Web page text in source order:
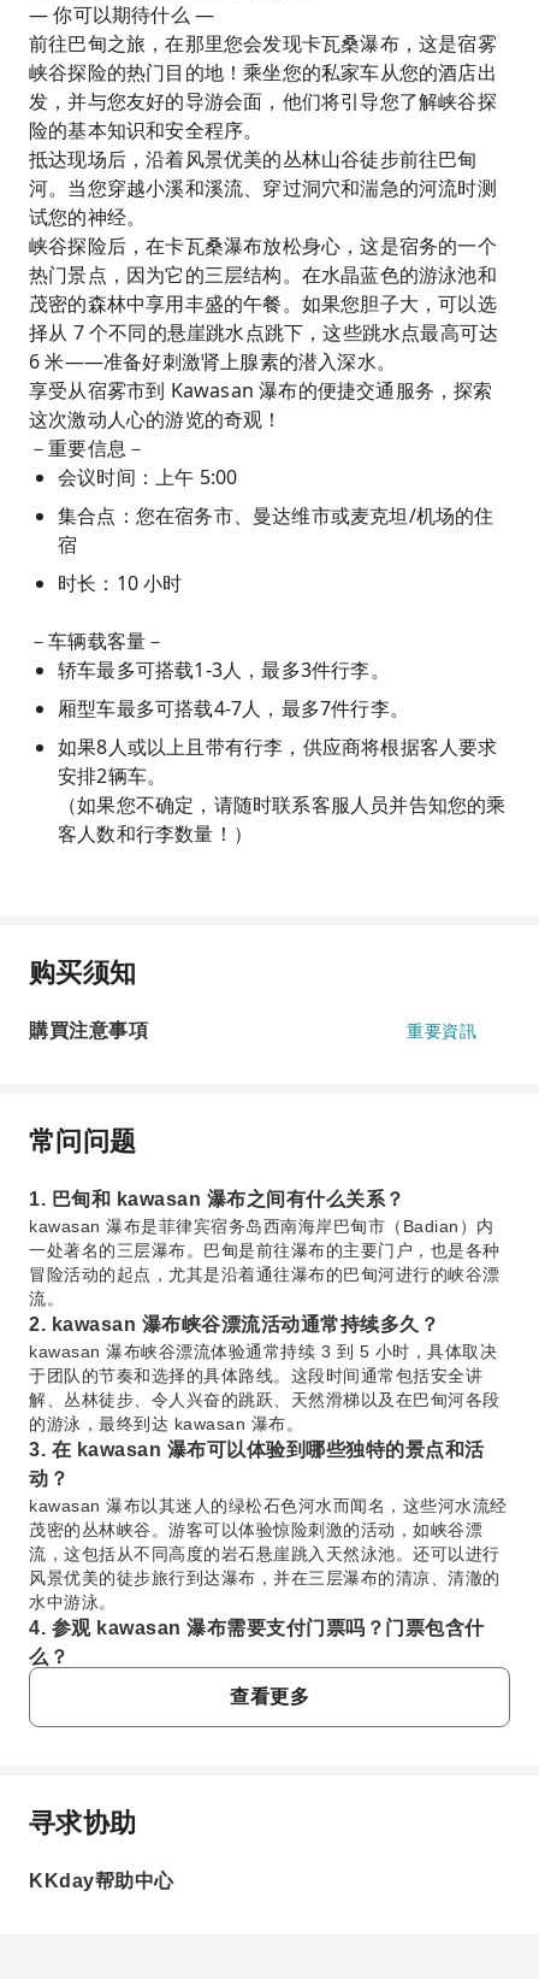
— 你可以期待什么 —
前往巴甸之旅，在那里您会发现卡瓦桑瀑布，这是宿雾
峡谷探险的热门目的地！乘坐您的私家车从您的酒店出
发，并与您友好的导游会面，他们将引导您了解峡谷探
险的基本知识和安全程序。
抵达现场后，沿着风景优美的丛林山谷徒步前往巴甸
河。当您穿越小溪和溪流、穿过洞穴和湍急的河流时测
试您的神经。
峡谷探险后，在卡瓦桑瀑布放松身心，这是宿务的一个
热门景点，因为它的三层结构。在水晶蓝色的游泳池和
茂密的森林中享用丰盛的午餐。如果您胆子大，可以选
择从 7 个不同的悬崖跳水点跳下，这些跳水点最高可达
6 米——准备好刺激肾上腺素的潜入深水。
享受从宿雾市到 Kawasan 瀑布的便捷交通服务，探索
这次激动人心的游览的奇观！
－重要信息－
会议时间：上午 5:00
集合点：您在宿务市、曼达维市或麦克坦/机场的住
宿
时长：10 小时
－车辆载客量－
轿车最多可搭载1-3人，最多3件行李。
厢型车最多可搭载4-7人，最多7件行李。
如果8人或以上且带有行李，供应商将根据客人要求
安排2辆车。
（如果您不确定，请随时联系客服人员并告知您的乘
客人数和行李数量！）
购买须知
購買注意事項 重要資訊
常问问题
1. 巴甸和 kawasan 瀑布之间有什么关系？
kawasan 瀑布是菲律宾宿务岛西南海岸巴甸市（Badian）内
一处著名的三层瀑布。巴甸是前往瀑布的主要门户，也是各种
冒险活动的起点，尤其是沿着通往瀑布的巴甸河进行的峡谷漂
流。
2. kawasan 瀑布峡谷漂流活动通常持续多久？
kawasan 瀑布峡谷漂流体验通常持续 3 到 5 小时，具体取决
于团队的节奏和选择的具体路线。这段时间通常包括安全讲
解、丛林徒步、令人兴奋的跳跃、天然滑梯以及在巴甸河各段
的游泳，最终到达 kawasan 瀑布。
3. 在 kawasan 瀑布可以体验到哪些独特的景点和活
动？
kawasan 瀑布以其迷人的绿松石色河水而闻名，这些河水流经
茂密的丛林峡谷。游客可以体验惊险刺激的活动，如峡谷漂
流，这包括从不同高度的岩石悬崖跳入天然泳池。还可以进行
风景优美的徒步旅行到达瀑布，并在三层瀑布的清凉、清澈的
水中游泳。
4. 参观 kawasan 瀑布需要支付门票吗？门票包含什
么？
是的，进入 kawasan 瀑布区域需要支付门票，通常由当地政
府收取用于维护和环境保护。该费用通常包括进入瀑布区域及
其周边自然环境。对于有组织的峡谷漂流旅游，门票通常包含
从宿务市前往 kawasan 瀑布，您可以从南巴士总站乘坐公共
巴士前往巴甸。或者，许多游客选择私人接送服务或参加包含
提供了便利和无缝的旅程。
查看更多
常问问题
1. 巴甸和 kawasan 瀑布之间有什么关系？
寻求协助
KKday帮助中心